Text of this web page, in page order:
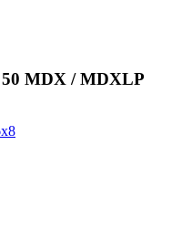
50 MDX / MDXLP